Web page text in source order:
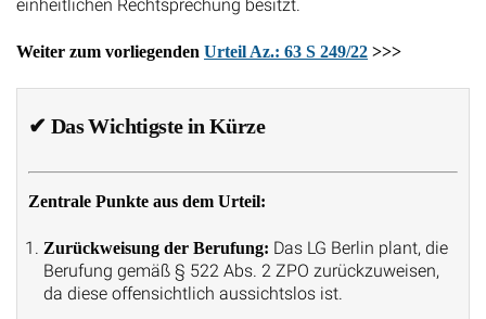
einheitlichen Rechtsprechung besitzt.
Weiter zum vorliegenden Urteil Az.: 63 S 249/22 >>>
✔ Das Wichtigste in Kürze
Zentrale Punkte aus dem Urteil:
Zurückweisung der Berufung: Das LG Berlin plant, die
Berufung gemäß § 522 Abs. 2 ZPO zurückzuweisen,
da diese offensichtlich aussichtslos ist.